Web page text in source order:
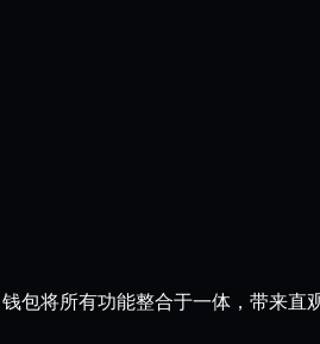
包将所有功能整合于一体，带来直